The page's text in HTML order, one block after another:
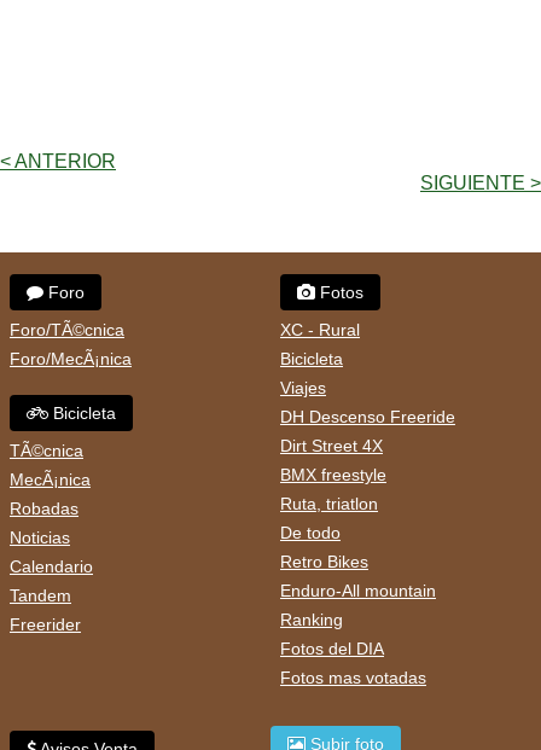
< ANTERIOR
SIGUIENTE >
Foro
Foro/TÃ©cnica
Foro/MecÃ¡nica
Bicicleta
TÃ©cnica
MecÃ¡nica
Robadas
Noticias
Calendario
Tandem
Freerider
Fotos
XC - Rural
Bicicleta
Viajes
DH Descenso Freeride
Dirt Street 4X
BMX freestyle
Ruta, triatlon
De todo
Retro Bikes
Enduro-All mountain
Ranking
Fotos del DIA
Fotos mas votadas
Subir foto